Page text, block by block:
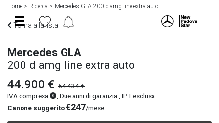
Home Ricerca Mercedes GLA 200 d amg line extra auto
Torna alla lista
Mercedes GLA
200 d amg line extra auto
44.900 € 54.434 €
IVA compresa
, Due anni di garanzia., IPT esclusa
Canone suggerito€247/mese